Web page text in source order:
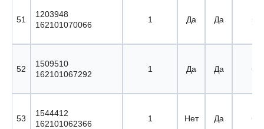
51
1203948
162101070066
1 Да Да 59
52
1509510
162101067292
1 Да Да 60
53
1544412
162101062366
1 Нет Да 61